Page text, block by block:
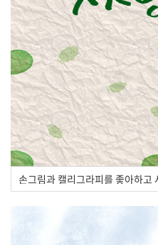
손그림과 캘리그라피를 좋아하고